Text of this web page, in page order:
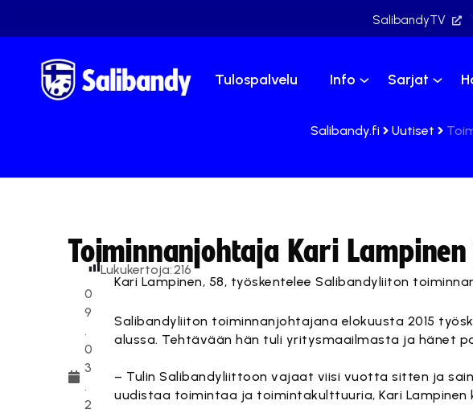
SalibandyTV
Tulospalvelu Info Sarjat
Salibandy.fi Uutiset
Toiminnanjohtaja Kari
0
9
.
0
3
.
2
Lukukertoja:216
Kari Lampinen, 58, työskentelee Salibandyliiton
Salibandyliiton toiminnanjohtajana elokuusta 2015
alussa. Tehtävään hän tuli yritysmaailmasta ja hänet
– Tulin Salibandyliittoon vajaat viisi vuotta sitten ja
uudistaa toimintaa ja toimintakulttuuria, Kari Lampinen